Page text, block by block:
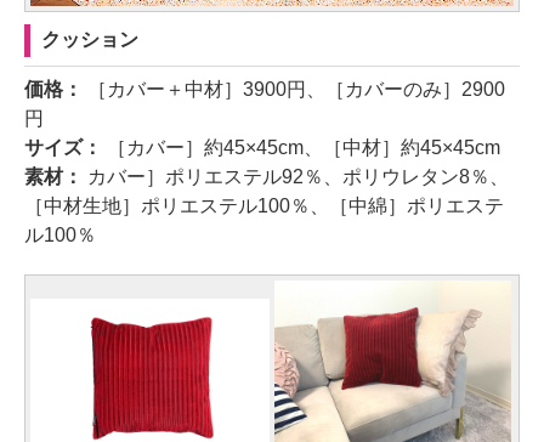
クッション
価格：
［カバー＋中材］3900円、［カバーのみ］2900
円
サイズ：
［カバー］約45×45cm、［中材］約45×45cm
素材：
カバー］ポリエステル92％、ポリウレタン8％、
［中材生地］ポリエステル100％、［中綿］ポリエステ
ル100％